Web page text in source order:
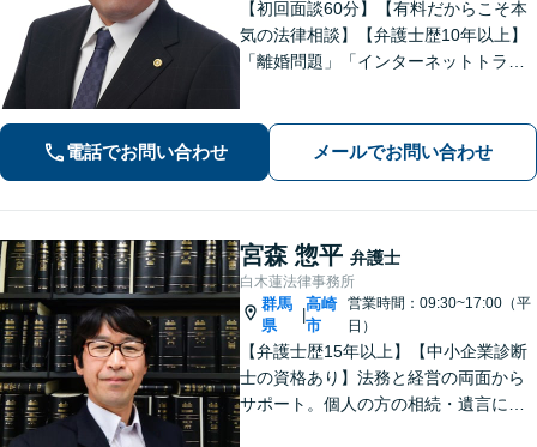
【初回面談60分】【有料だからこそ本
気の法律相談】【弁護士歴10年以上】
「離婚問題」「インターネットトラブ
そして大胆に、オーダーメイドの弁護
を展開します【高崎駅徒歩15分】
電話でお問い合わせ メールでお問い合わせ
宮森 惣平 弁護士
白木蓮法律事務所
群馬
県
|
高崎
市
営業時間：09:30~17:00（平
日）
【弁護士歴15年以上】【中小企業診断
士の資格あり】法務と経営の両面から
サポート。個人の方の相続・遺言にも